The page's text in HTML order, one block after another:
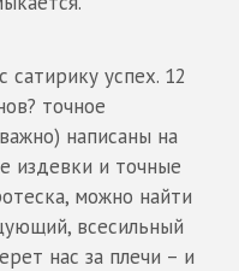
успех. 12
точное
написаны на
издевки и точные
можно найти
всесильный
нас за плечи – и